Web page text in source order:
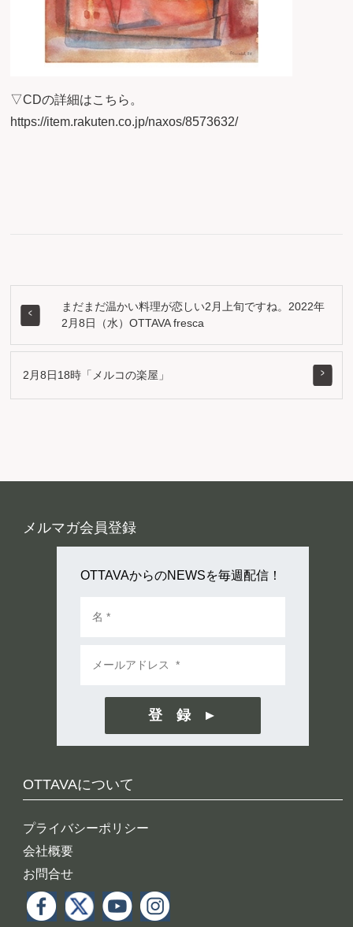
▽CDの詳細はこちら。
https://item.rakuten.co.jp/naxos/8573632/
まだまだ温かい料理が恋しい2月上旬ですね。2022年
2月8日（水）OTTAVA fresca
2月8日18時「メルコの楽屋」
OTTAVAについて
プライバシーポリシー
会社概要
お問合せ
メルマガ会員登録
OTTAVAからのNEWSを毎週配信！
登 録